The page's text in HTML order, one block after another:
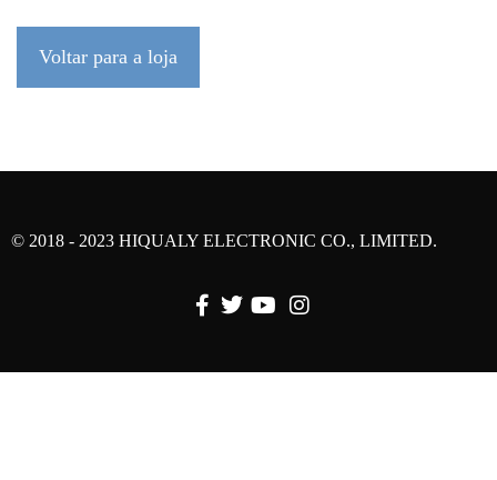
Voltar para a loja
© 2018 - 2023 HIQUALY ELECTRONIC CO., LIMITED.